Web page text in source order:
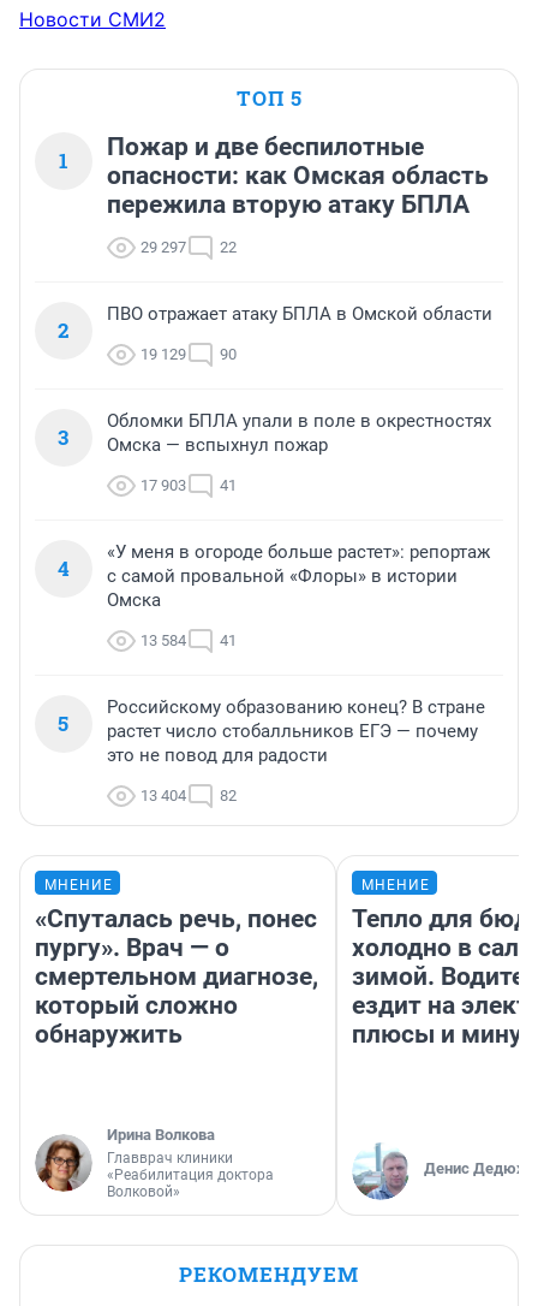
Новости СМИ2
ТОП 5
1
Пожар и две беспилотные
опасности: как Омская область
пережила вторую атаку БПЛА
29 297 22
2
ПВО отражает атаку БПЛА в Омской области
19 129 90
3
Обломки БПЛА упали в поле в окрестностях
Омска — вспыхнул пожар
17 903 41
4
«У меня в огороде больше растет»: репортаж
с самой провальной «Флоры» в истории
Омска
13 584 41
5
Российскому образованию конец? В стране
растет число стобалльников ЕГЭ — почему
это не повод для радости
13 404 82
МНЕНИЕ
«Спуталась речь, понес
пургу». Врач — о
смертельном диагнозе,
который сложно
обнаружить
Ирина Волкова
Главврач клиники
«Реабилитация доктора
Волковой»
МНЕНИЕ
Тепло для
холодно в
зимой.
ездит на
плюсы и
Денис
РЕКОМЕНДУЕМ